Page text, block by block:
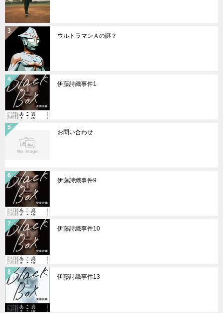
ウルトラマンＡの謎？
伊藤詩織事件1
お問い合わせ
伊藤詩織事件9
伊藤詩織事件10
伊藤詩織事件13